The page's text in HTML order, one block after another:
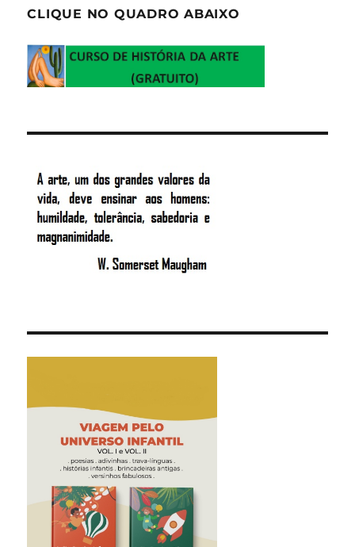
CLIQUE NO QUADRO ABAIXO